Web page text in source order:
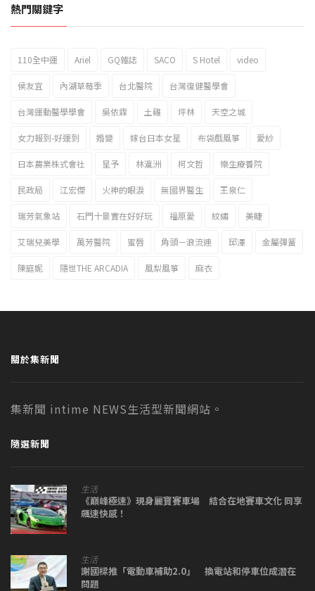
2023新北市北海岸國際風箏節「風在石起」霸氣回歸
熱門關鍵字
110全中運 Ariel GQ雜誌 SACO S Hotel video
侯友宜 內湖草莓季 台北醫院 台灣復健醫學會
台灣運動醫學學會 吳依霖 土雞 坪林 天空之城
女力報到-好運到 婚變 嫁台日本女星 布袋戲風箏 愛紗
日本農業株式會社 星予 林瀛洲 柯文哲 樂生療養院
民政局 江宏傑 火神的眼淚 無國界醫生 王泉仁
瑞芳氣象站 石門十景實在好好玩 福原愛 紋繡 美睫
艾瑞兒美學 萬芳醫院 蜜唇 角頭－浪流連 邱澤 金屬彈簧
陳庭妮 隱世THE ARCADIA 風梨風箏 麻衣
關於集新聞
集新聞 intime NEWS生活型新聞網站。
隨選新聞
生活
《巔峰極速》現身麗寶賽車場 結合在地賽車文化 同享
飆速快感！
生活
謝國樑推「電動車補助2.0」 換電站和停車位成潛在
問題